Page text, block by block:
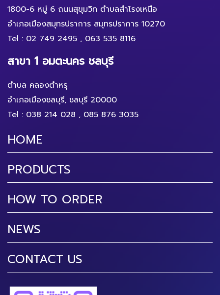
1800-6 หมู่ 6 ถนนสุขุมวิท ตำบลสำโรงเหนือ
อำเภอเมืองสมุทรปราการ สมุทรปราการ 10270
Tel : 02 749 2495 , 063 535 8116
สาขา 1 อมตะนคร ชลบุรี
ตำบล คลองตำหรุ
อำเภอเมืองชลบุรี, ชลบุรี 20000
Tel : 038 214 028 , 085 876 3035
HOME
PRODUCTS
HOW TO ORDER
NEWS
CONTACT US